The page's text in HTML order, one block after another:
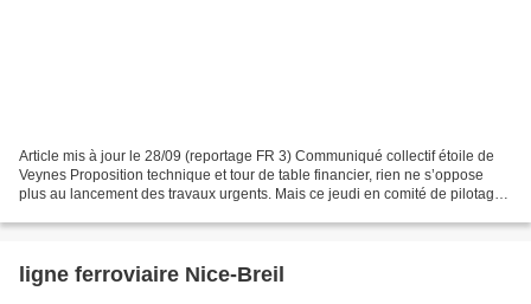
Article mis à jour le 28/09 (reportage FR 3) Communiqué collectif étoile de
Veynes Proposition technique et tour de table financier, rien ne s’oppose
plus au lancement des travaux urgents. Mais ce jeudi en comité de pilotage
ligne ferroviaire Nice-Breil